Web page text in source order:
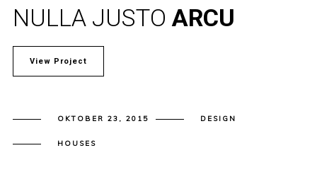
NULLA JUSTO ARCU
View Project
OKTOBER 23, 2015 DESIGN
HOUSES